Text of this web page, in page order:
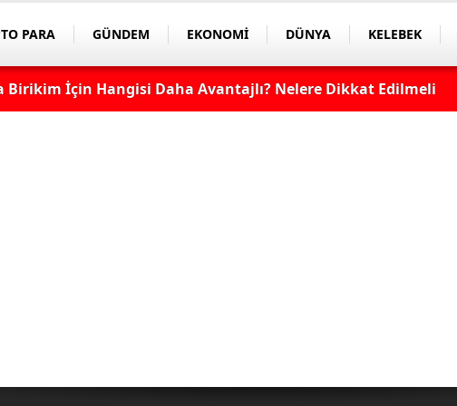
PARA GÜNDEM EKONOMİ DÜNYA KELEBEK
Birikim İçin Hangisi Daha Avantajlı? Nelere Dikkat Edilmeli?